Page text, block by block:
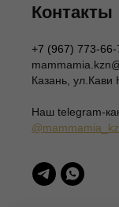
Контакты
+7 (967) 773-66-
Казань,
Наш telegram-
Согласие на обработку
Согласие на получение
ИП Шаронова
ИНН
420111,
(c)Разработка сайта 2022-